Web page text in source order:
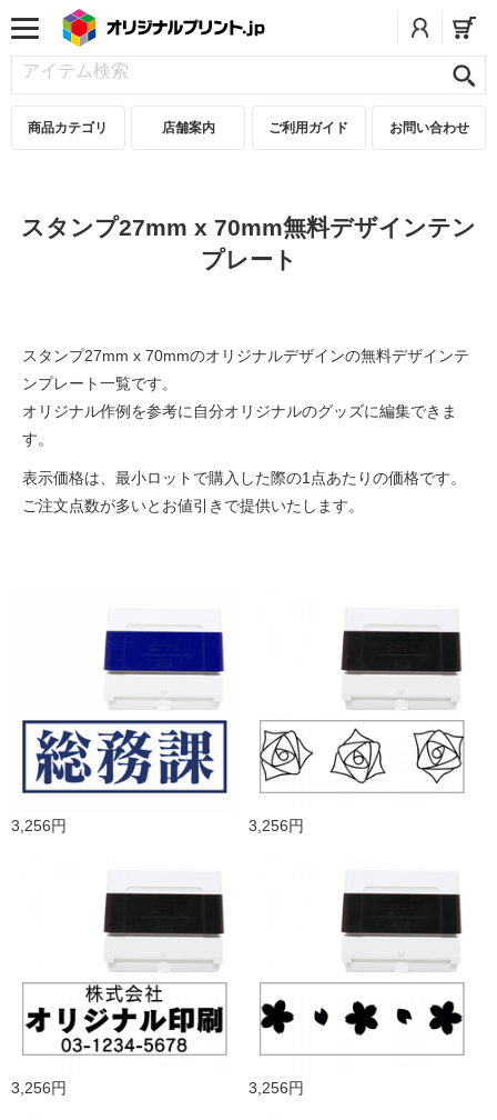
商品カテゴリ 店舗案内 ご利用ガイド お問い合わせ
スタンプ27mm x 70mm無料デザインテン
プレート
スタンプ27mm x 70mmのオリジナルデザインの無料デザインテ
ンプレート一覧です。
オリジナル作例を参考に自分オリジナルのグッズに編集できま
す。
表示価格は、最小ロットで購入した際の1点あたりの価格です。
ご注文点数が多いとお値引きで提供いたします。
3,256円 3,256円
3,256円 3,256円